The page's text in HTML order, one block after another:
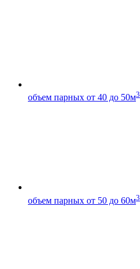
объем парных от 40 до 50м3
объем парных от 50 до 60м3